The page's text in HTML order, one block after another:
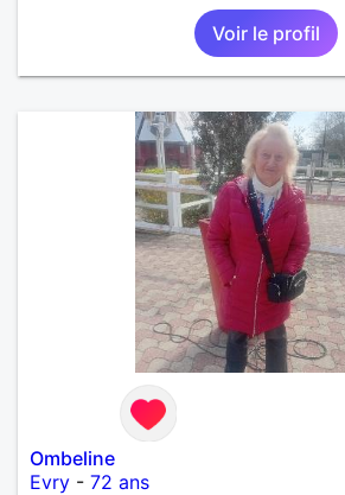
Voir le profil
Ombeline
Evry - 72 ans